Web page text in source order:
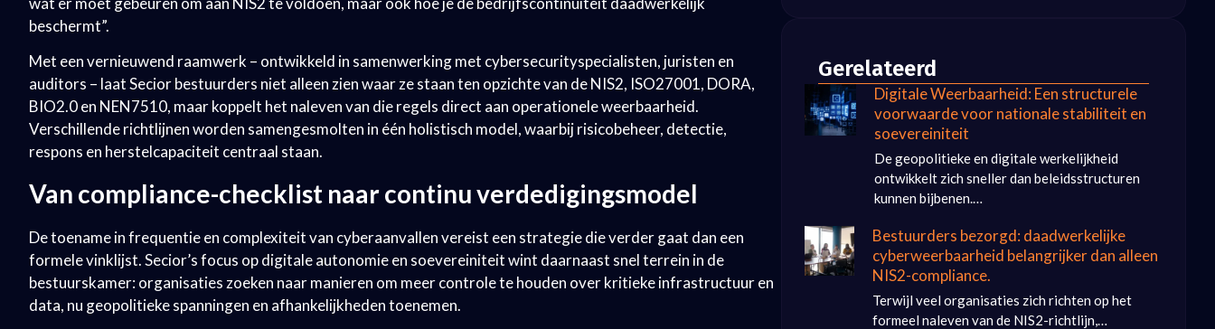
beschermt”.
Met een vernieuwend raamwerk – ontwikkeld in samenwerking met cybersecurityspecialisten, juristen en
auditors – laat Secior bestuurders niet alleen zien waar ze staan ten opzichte van de NIS2, ISO27001, DORA,
BIO2.0 en NEN7510, maar koppelt het naleven van die regels direct aan operationele weerbaarheid.
Verschillende richtlijnen worden samengesmolten in één holistisch model, waarbij risicobeheer, detectie,
respons en herstelcapaciteit centraal staan.
Van compliance-checklist naar continu verdedigingsmodel
De toename in frequentie en complexiteit van cyberaanvallen vereist een strategie die verder gaat dan een
formele vinklijst. Secior’s focus op digitale autonomie en soevereiniteit wint daarnaast snel terrein in de
bestuurskamer: organisaties zoeken naar manieren om meer controle te houden over kritieke infrastructuur en
data, nu geopolitieke spanningen en afhankelijkheden toenemen.
Gerelateerd
Digitale Weerbaarheid: Een structurele
voorwaarde voor nationale stabiliteit en
soevereiniteit
De geopolitieke en digitale werkelijkheid
ontwikkelt zich sneller dan beleidsstructuren
kunnen bijbenen.…
Bestuurders bezorgd: daadwerkelijke
cyberweerbaarheid belangrijker dan alleen
NIS2-compliance.
Terwijl veel organisaties zich richten op het
formeel naleven van de NIS2-richtlijn,…